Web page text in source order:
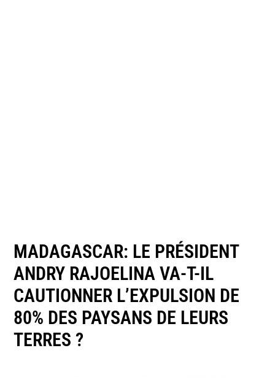
MADAGASCAR: LE PRÉSIDENT
ANDRY RAJOELINA VA-T-IL
CAUTIONNER L’EXPULSION DE
80% DES PAYSANS DE LEURS
TERRES ?